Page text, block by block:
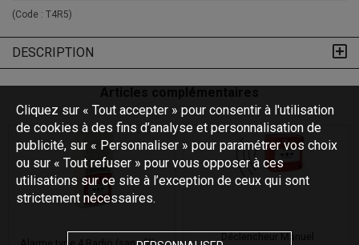
(Code : T4R5)
DESCRIPTION
Déclencheur Manuel
Cliquez sur « Tout accepter » pour consentir à l'utilisation
de cookies à des fins d’analyse et personnalisation de
publicité, sur « Personnaliser » pour paramétrer vos choix
ou sur « Tout refuser » pour vous opposer à ces
utilisations sur ce site à l’exception de ceux qui sont
strictement nécessaires.